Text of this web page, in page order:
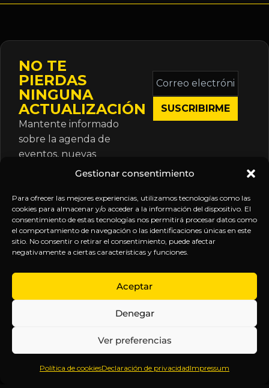
Gestionar consentimiento
Para ofrecer las mejores experiencias, utilizamos tecnologías como las
cookies para almacenar y/o acceder a la información del dispositivo. El
consentimiento de estas tecnologías nos permitirá procesar datos como
el comportamiento de navegación o las identificaciones únicas en este
sitio. No consentir o retirar el consentimiento, puede afectar
negativamente a ciertas características y funciones.
Aceptar
Denegar
Ver preferencias
Política de cookiesDeclaración de privacidadImpressum
NO TE
PIERDAS
NINGUNA
ACTUALIZACIÓN
Mantente informado
sobre la agenda de
eventos, nuevas
publicaciones y
suscripción.
Correo
electrónico
*
Inteligencia
Anticipándonos
EXPLORA
Inicio
Sobre
Contenido
Webinars
LEGAL
Política
de
Términos y
Aviso
SÍGUENOS